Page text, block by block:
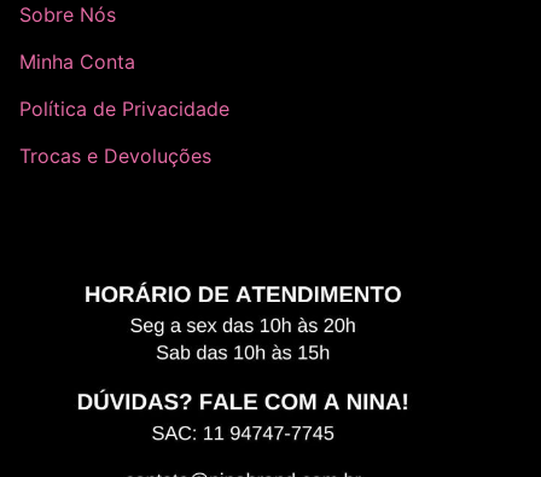
Sobre Nós
Minha Conta
Política de Privacidade
Trocas e Devoluções